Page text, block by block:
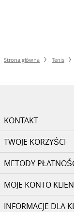
Strona główna Tenis
KONTAKT
TWOJE KORZYŚCI
METODY
MOJE KONTO
INFORMACJE DLA